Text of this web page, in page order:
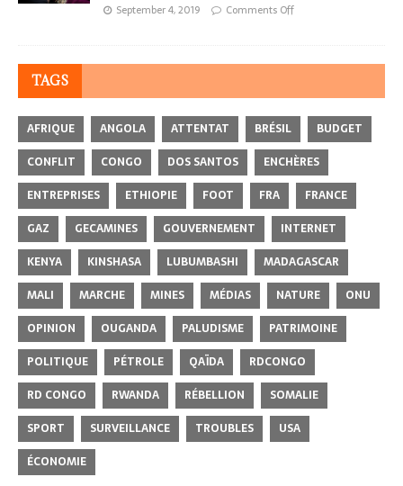
September 4, 2019 Comments Off
TAGS
AFRIQUE ANGOLA ATTENTAT BRÉSIL
BUDGET
CONFLIT
CONGO DOS SANTOS
ENCHÈRES
ENTREPRISES
ETHIOPIE FOOT FRA
FRANCE
GAZ
GECAMINES GOUVERNEMENT
INTERNET
KENYA
KINSHASA LUBUMBASHI
MADAGASCAR
MALI
MARCHE MINES MÉDIAS NATURE
ONU
OPINION
OUGANDA PALUDISME
PATRIMOINE
POLITIQUE
PÉTROLE QAÏDA
RDCONGO
RD CONGO
RWANDA RÉBELLION
SOMALIE
SPORT
SURVEILLANCE TROUBLES
USA
ÉCONOMIE